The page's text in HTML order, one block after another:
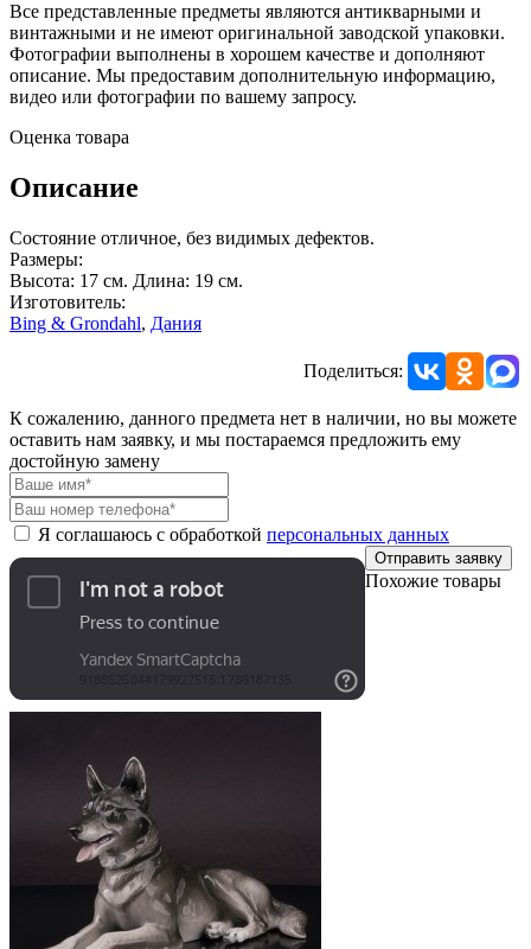
Все представленные предметы являются антикварными и
винтажными и не имеют оригинальной заводской упаковки.
Фотографии выполнены в хорошем качестве и дополняют
описание. Мы предоставим дополнительную информацию,
видео или фотографии по вашему запросу.
Оценка товара
Описание
Состояние отличное, без видимых дефектов.
Размеры:
Высота: 17 см. Длина: 19 см.
Изготовитель:
Bing & Grondahl, Дания
Поделиться:
К сожалению, данного предмета нет в наличии, но вы можете
оставить нам заявку, и мы постараемся предложить ему
достойную замену
Я соглашаюсь с обработкой персональных данных
Отправить заявку
Похожие товары